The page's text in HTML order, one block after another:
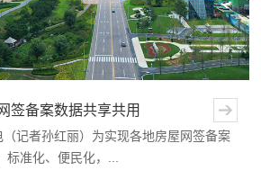
签备案数据共享共用
记者孙红丽）为实现各地房屋网签备案
准化、便民化，...